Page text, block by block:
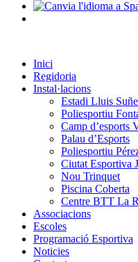
Inici
Regidoria
Instal·lacions
Estadi Lluis
Poliesportiu
Camp d’esports
Palau d’Esports
Poliesportiu
Ciutat Esportiva
Nou Trinquet
Piscina Coberta
Centre BTT La
Associacions
Escoles
Programació Esportiva
Noticies